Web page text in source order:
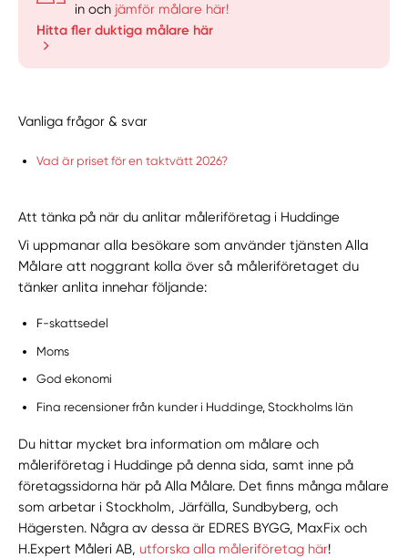
in och jämför målare här!
Hitta fler duktiga målare här
Vanliga frågor & svar
Vad är priset för en taktvätt 2026?
Att tänka på när du anlitar måleriföretag i Huddinge
Vi uppmanar alla besökare som använder tjänsten Alla
Målare att noggrant kolla över så måleriföretaget du
tänker anlita innehar följande:
F-skattsedel
Moms
God ekonomi
Fina recensioner från kunder i Huddinge, Stockholms län
Du hittar mycket bra information om målare och
måleriföretag i Huddinge på denna sida, samt inne på
företagssidorna här på Alla Målare. Det finns många målare
som arbetar i Stockholm, Järfälla, Sundbyberg, och
Hägersten. Några av dessa är EDRES BYGG, MaxFix och
H.Expert Måleri AB,utforska alla måleriföretag här!